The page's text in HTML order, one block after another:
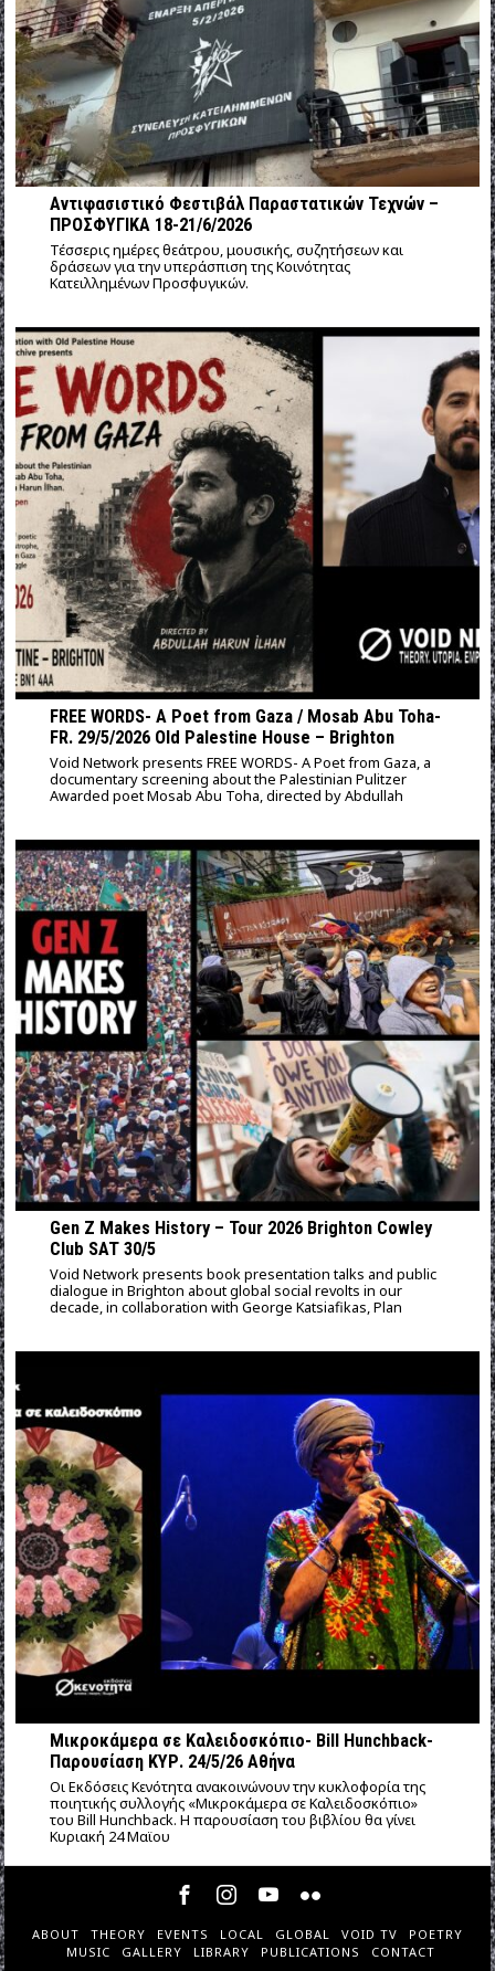
Αντιφασιστικό Φεστιβάλ Παραστατικών Τεχνών –
ΠΡΟΣΦΥΓΙΚΑ 18-21/6/2026
Τέσσερις ημέρες θεάτρου, μουσικής, συζητήσεων και
δράσεων για την υπεράσπιση της Κοινότητας
Κατειλλημένων Προσφυγικών.
FREE WORDS- A Poet from Gaza / Mosab Abu Toha-
FR. 29/5/2026 Old Palestine House – Brighton
Void Network presents FREE WORDS- A Poet from Gaza, a
documentary screening about the Palestinian Pulitzer
Awarded poet Mosab Abu Toha, directed by Abdullah
Gen Z Makes History – Tour 2026 Brighton Cowley
Club SAT 30/5
Void Network presents book presentation talks and public
dialogue in Brighton about global social revolts in our
decade, in collaboration with George Katsiafikas, Plan
Μικροκάμερα σε Καλειδοσκόπιο- Bill Hunchback-
Παρουσίαση ΚΥΡ. 24/5/26 Αθήνα
Οι Εκδόσεις Κενότητα ανακοινώνουν την κυκλοφορία της
ποιητικής συλλογής «Μικροκάμερα σε Καλειδοσκόπιο»
του Bill Hunchback. Η παρουσίαση του βιβλίου θα γίνει
Κυριακή 24 Μαϊου
ABOUT THEORY EVENTS LOCAL GLOBAL VOID TV
POETRY
MUSIC
GALLERY LIBRARY PUBLICATIONS CONTACT